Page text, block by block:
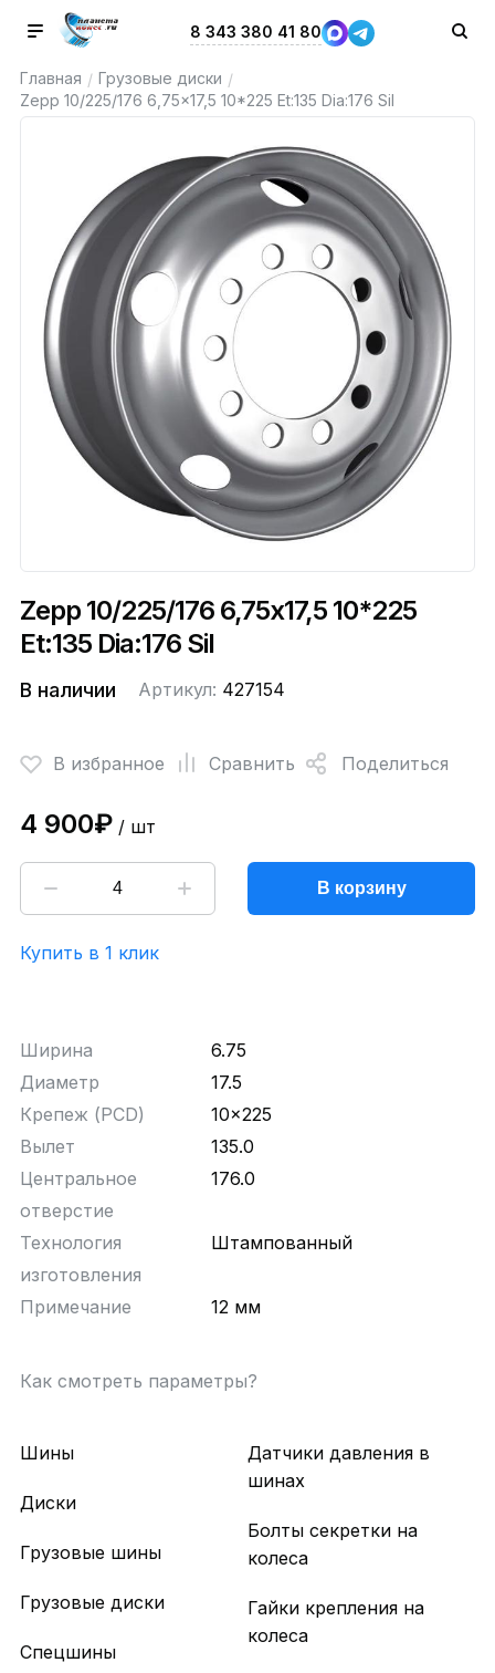
8 343 380 41 80
Главная / Грузовые диски /
Zepp 10/225/176 6,75x17,5 10*225 Et:135 Dia:176 Sil
Zepp 10/225/176 6,75x17,5 10*225
Et:135 Dia:176 Sil
В наличии Артикул: 427154
В избранное Сравнить Поделиться
4 900₽/ шт
В корзину
Купить в 1 клик
Ширина
6.75
Диаметр
17.5
Крепеж (PCD)
10x225
Вылет
135.0
Центральное
отверстие
176.0
Технология
изготовления
Штампованный
Примечание 12 мм
Как смотреть параметры?
Шины
Диски
Грузовые шины
Грузовые диски
Спецшины
Датчики давления в
шинах
Болты секретки на
колеса
Гайки крепления на
колеса